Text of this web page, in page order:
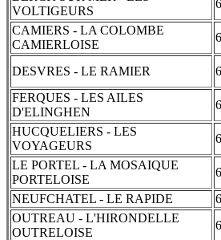
VOLTIGEURS
CAMIERS - LA COLOMBE
CAMIERLOISE
DESVRES - LE RAMIER
FERQUES - LES AILES
D'ELINGHEN
HUCQUELIERS - LES
VOYAGEURS
LE PORTEL - LA MOSAIQUE
PORTELOISE
NEUFCHATEL - LE RAPIDE
OUTREAU - L'HIRONDELLE
OUTRELOISE